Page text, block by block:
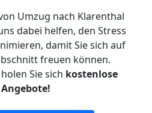
Umzug nach Klarenthal
dabei helfen, den Stress
damit Sie sich auf
freuen können.
Sie sich kostenlose